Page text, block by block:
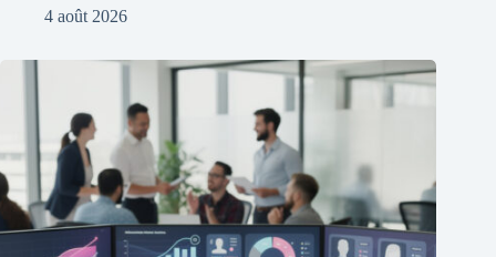
4 août 2026